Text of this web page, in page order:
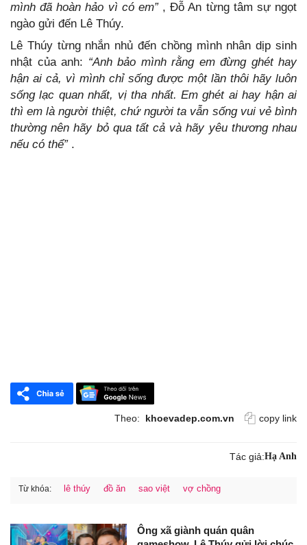
mình đã hoàn hảo vì có em” , Đỗ An từng tâm sự ngọt
ngào gửi đến Lê Thúy.
Lê Thúy từng nhắn nhủ đến chồng mình nhân dịp sinh
nhật của anh: “Anh bảo mình rằng em đừng ghét hay
hận ai cả, vì mình chỉ sống được một lần thôi hãy luôn
sống lạc quan nhất, vị tha nhất. Em ghét ai hay hận ai
thì em là người thiệt, chứ người ta vẫn sống vui vẻ bình
thường nên hãy bỏ qua tất cả và hãy yêu thương nhau
nếu có thể” .
Theo: khoevadep.com.vn copy link
Tác giả:Hạ Anh
Từ khóa: lê thúy đồ ăn sao việt vợ chồng
Ông xã giành quán quân